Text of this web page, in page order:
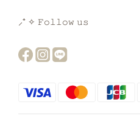
⸝⁺ ✧ 𝙵𝚘𝚕𝚕𝚘𝚠 𝚞𝚜